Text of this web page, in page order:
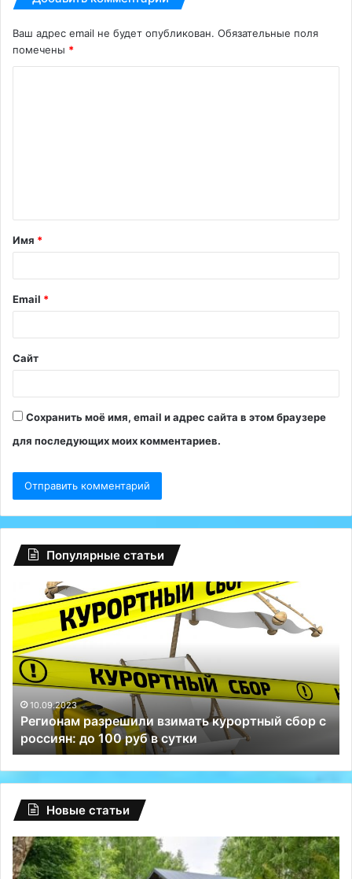
Ваш адрес email не будет опубликован. Обязательные поля
помечены *
т
а
й
*
Имя *
Email *
Сайт
Сохранить моё имя, email и адрес сайта в этом браузере
для последующих моих комментариев.
Популярные статьи
Регионам
разрешили
взимать
курортный
сбор
россиян:
до
100
руб
в
сутки
10.09.2023
Регионам разрешили взимать курортный сбор с
россиян: до 100 руб в сутки
и
Новые статьи